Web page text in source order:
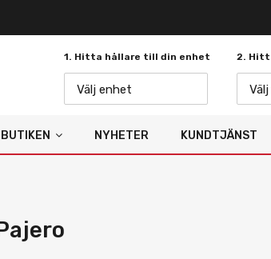
1. Hitta hållare till din enhet
Välj enhet
2.
BUTIKEN NYHETER KUNDTJÄNST